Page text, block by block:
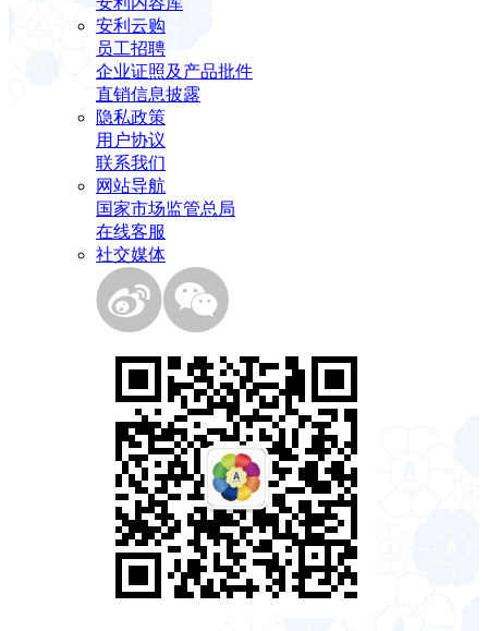
安利云购
员工招聘
企业证照及产品批件
直销信息披露
隐私政策
用户协议
联系我们
网站导航
国家市场监管总局
在线客服
社交媒体